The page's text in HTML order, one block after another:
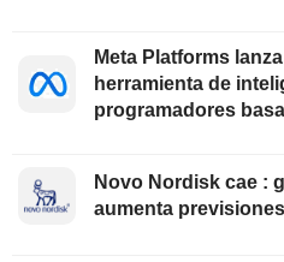
Meta Platforms
herramienta de
programadores
Novo Nordisk cae :
aumenta